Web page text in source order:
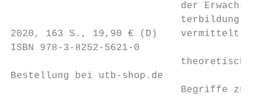
der
terbildung.
2020, 163 S., 19,90 € (D)    vermittelt
ISBN 978-3-8252-5621-0
theoretischen
Bestellung bei utb-shop.de
Begriffe zu